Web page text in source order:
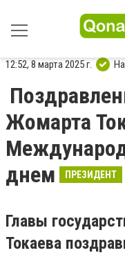
12:52, 8 марта 2025 г.
Жомарта
днем
ПРЕЗИДЕНТ
Главы
Токаева